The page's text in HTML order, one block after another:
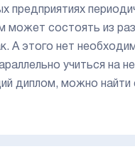
предприятиях
состоять из
А этого нет
учиться на
диплом, можно найти